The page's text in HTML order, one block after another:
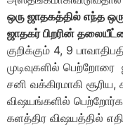
ஒரு ஜாதகத்தில் எந்த
ஜாதகர் பிறரின்
குறிக்கும் 4, 9
முடிவுகளில்
சனி வக்கிரமாகி
விஷயங்களில்
களத்திர விஷயத்தில்